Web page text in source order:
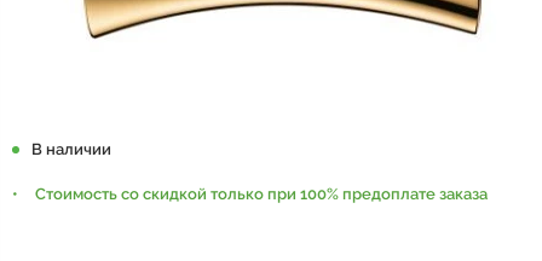
В наличии
Стоимость со скидкой только при 100% предоплате заказа